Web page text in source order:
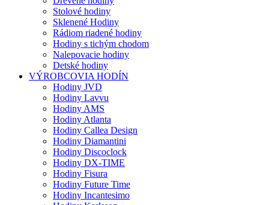
Stolové hodiny
Sklenené Hodiny
Rádiom riadené hodiny
Hodiny s tichým chodom
Nalepovacie hodiny
Detské hodiny
VÝROBCOVIA HODÍN
Hodiny JVD
Hodiny Lavvu
Hodiny AMS
Hodiny Atlanta
Hodiny Callea Design
Hodiny Diamantini
Hodiny Discoclock
Hodiny DX-TIME
Hodiny Fisura
Hodiny Future Time
Hodiny Incantesimo